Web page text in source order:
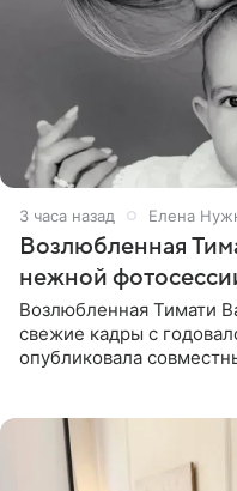
3 часа назад Елена
Возлюбленная
нежной
Возлюбленная Тимати
свежие кадры с
опубликовала